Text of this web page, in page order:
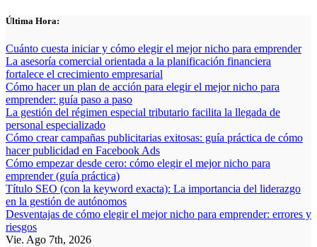
Saltar
contenido
Última Hora:
Cuánto cuesta iniciar y cómo elegir el mejor nicho para emprender
La asesoría comercial orientada a la planificación financiera
fortalece el crecimiento empresarial
Cómo hacer un plan de acción para elegir el mejor nicho para
emprender: guía paso a paso
La gestión del régimen especial tributario facilita la llegada de
personal especializado
Cómo crear campañas publicitarias exitosas: guía práctica de cómo
hacer publicidad en Facebook Ads
Cómo empezar desde cero: cómo elegir el mejor nicho para
emprender (guía práctica)
Título SEO (con la keyword exacta): La importancia del liderazgo
en la gestión de autónomos
Desventajas de cómo elegir el mejor nicho para emprender: errores y
riesgos
Vie. Ago 7th, 2026